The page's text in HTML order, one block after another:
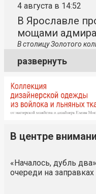
4 августа в 14:52
В Ярославле
мощами
В столицуЗолотого
развернуть
В центре
«Началось, дубль
очереди на заправках